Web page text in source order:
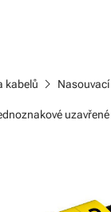
kabelů chevron_right
uzavřené